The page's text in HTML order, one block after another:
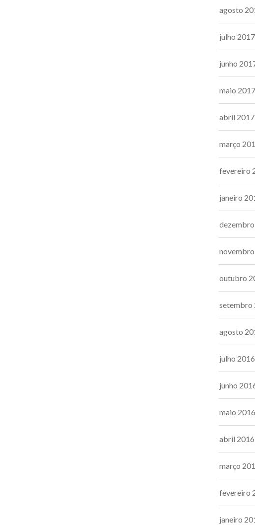
agosto
julho 2017
junho
maio 2017
abril 2017
março
fevereiro
janeiro
outubro
setembro
agosto
julho 2016
junho
maio 2016
abril 2016
março
fevereiro
janeiro